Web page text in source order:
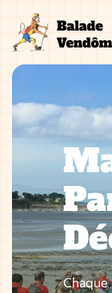
contenu
Chaque